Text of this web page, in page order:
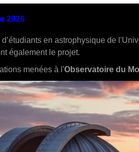
2026
en astrophysique de
également le projet.
menées à l'Observatoire du